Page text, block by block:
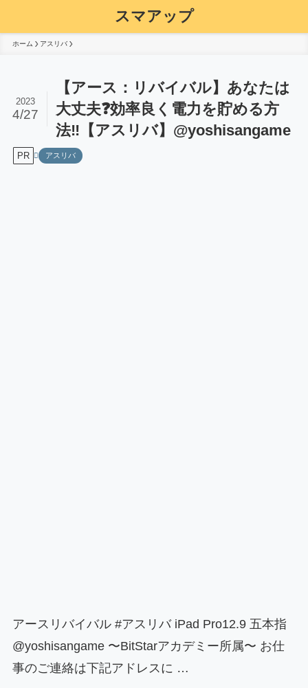
スマアップ
ホーム アスリバ
【アース：リバイバル】あなたは
大丈夫❓効率良く電力を貯める方
法‼️【アスリバ】@yoshisangame
2023
4/27
PR アスリバ
アースリバイバル #アスリバ iPad Pro12.9 五本指
@yoshisangame 〜BitStarアカデミー所属〜 お仕
事のご連絡は下記アドレスに …